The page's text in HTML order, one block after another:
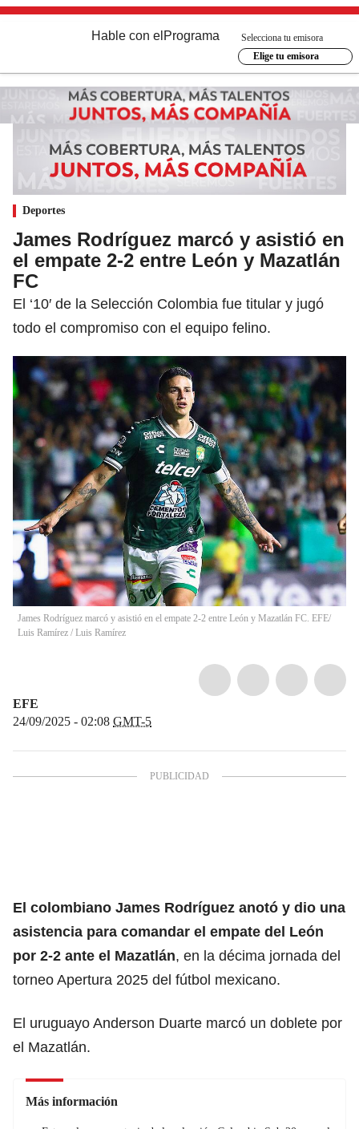
Hable con el Programa
Selecciona tu emisora
Elige tu emisora
Deportes
James Rodríguez marcó y asistió en
el empate 2-2 entre León y Mazatlán
FC
El ‘10′ de la Selección Colombia fue titular y jugó
todo el compromiso con el equipo felino.
James Rodríguez marcó y asistió en el empate 2-2 entre León y Mazatlán FC. EFE/
Luis Ramírez / Luis Ramírez
EFE
24/09/2025 - 02:08 GMT-5
El colombiano James Rodríguez anotó y dio una
asistencia para comandar el empate del León
por 2-2 ante el Mazatlán, en la décima jornada del
torneo Apertura 2025 del fútbol mexicano.
El uruguayo Anderson Duarte marcó un doblete por
el Mazatlán.
Más información